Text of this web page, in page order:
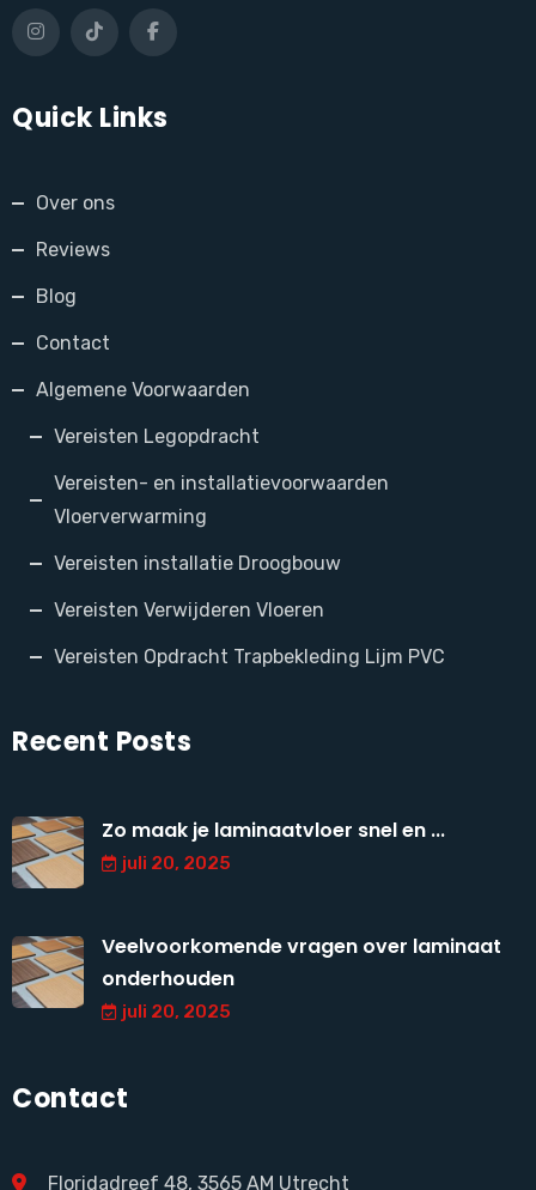
Quick Links
Over ons
Reviews
Blog
Contact
Algemene Voorwaarden
Vereisten Legopdracht
Vereisten- en installatievoorwaarden
Vloerverwarming
Vereisten installatie Droogbouw
Vereisten Verwijderen Vloeren
Vereisten Opdracht Trapbekleding Lijm PVC
Recent Posts
Zo maak je laminaatvloer snel en ...
juli 20, 2025
Veelvoorkomende vragen over laminaat
onderhouden
juli 20, 2025
Contact
Floridadreef 48, 3565 AM Utrecht